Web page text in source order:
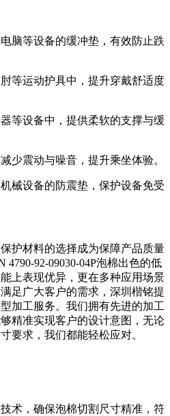
脑等设备的缓冲垫，有效防止跌
等运动护具中，提升穿戴舒适度
等设备中，提供柔软的支撑与缓
少震动与噪音，提升乘坐体验。
械设备的防震垫，保护设备免受
护材料的选择成为保障产品质量
4790-92-09030-04P泡棉出色的低
上表现优异，更在多种应用场景
足广大客户的需求，深圳楷铭提
加工服务。我们拥有先进的加工
精准实现客户的设计意图，无论
要求，我们都能轻松应对。
术，确保泡棉切割尺寸精准，符